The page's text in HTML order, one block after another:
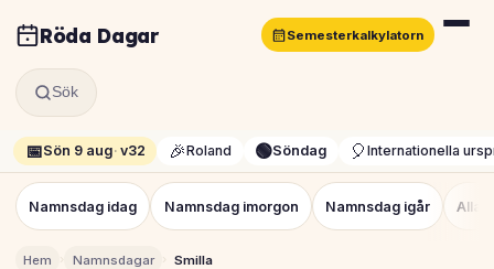
Röda Dagar Semesterkalkylatorn
Sök
📅Sön 9 aug· v32 🎉Roland 🟢Söndag 🎈Internationella
Namnsdag idag Namnsdag imorgon Namnsdag igår Alla
Hem Namnsdagar Smilla